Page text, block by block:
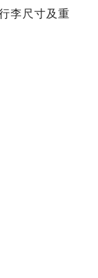
李尺寸及重